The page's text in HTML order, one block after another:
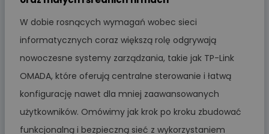
W dobie rosnących wymagań wobec sieci
informatycznych coraz większą rolę odgrywają
nowoczesne systemy zarządzania, takie jak TP-Link
OMADA, które oferują centralne sterowanie i łatwą
konfigurację nawet dla mniej zaawansowanych
użytkowników. Omówimy jak krok po kroku zbudować
funkcjonalną i bezpieczną sieć z wykorzystaniem